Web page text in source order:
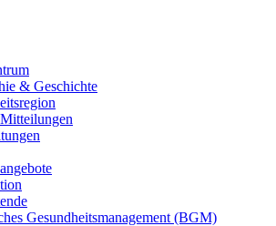
& Geschichte
Gesundheitsmanagement (BGM)